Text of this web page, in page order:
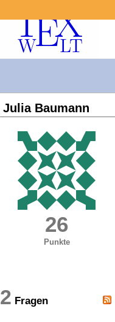
Julia Baumann
26
Punkte
2 Fragen